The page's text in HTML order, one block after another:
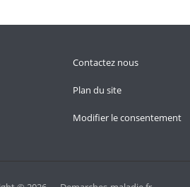
Contactez nous
Plan du site
Modifier le consentement